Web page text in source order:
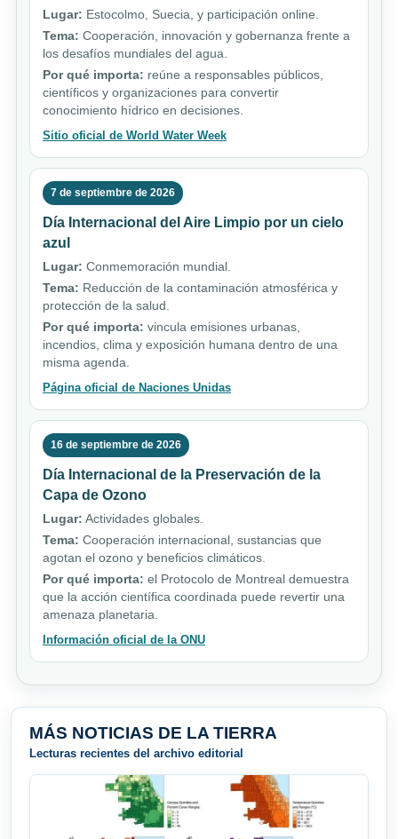
Lugar: Estocolmo, Suecia, y participación online.
Tema: Cooperación, innovación y gobernanza frente a
los desafíos mundiales del agua.
Por qué importa: reúne a responsables públicos,
científicos y organizaciones para convertir
conocimiento hídrico en decisiones.
Sitio oficial de World Water Week
7 de septiembre de 2026
Día Internacional del Aire Limpio por un cielo
azul
Lugar: Conmemoración mundial.
Tema: Reducción de la contaminación atmosférica y
protección de la salud.
Por qué importa: vincula emisiones urbanas,
incendios, clima y exposición humana dentro de una
misma agenda.
Página oficial de Naciones Unidas
16 de septiembre de 2026
Día Internacional de la Preservación de la
Capa de Ozono
Lugar: Actividades globales.
Tema: Cooperación internacional, sustancias que
agotan el ozono y beneficios climáticos.
Por qué importa: el Protocolo de Montreal demuestra
que la acción científica coordinada puede revertir una
amenaza planetaria.
Información oficial de la ONU
MÁS NOTICIAS DE LA TIERRA
Lecturas recientes del archivo editorial